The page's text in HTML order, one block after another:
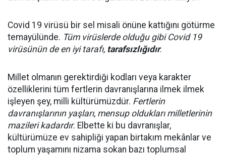
Covid 19 virüsü bir sel misali önüne kattığını götürme
temayülünde. Tüm virüslerde olduğu gibi Covid 19
virüsünün de en iyi tarafı, tarafsızlığıdır.
Millet olmanın gerektirdiği kodları veya karakter
özelliklerini tüm fertlerin davranışlarına ilmek ilmek
işleyen şey, milli kültürümüzdür. Fertlerin
davranışlarının yaşları, mensup oldukları milletlerinin
mazileri kadardır. Elbette ki bu davranışlar,
kültürümüze ev sahipliği yapan birtakım mekânlar ve
toplum yaşamını nizama sokan bazı toplumsal